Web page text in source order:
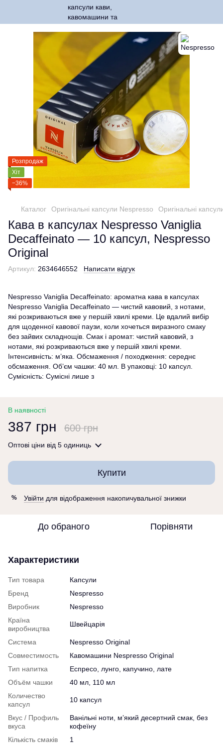
Розпродаж
Хіт
−36%
Каталог Оригінальні капсули Nespresso Оригінальні
Кава в капсулах Nespresso Vaniglia
Decaffeinato — 10 капсул, Nespresso
Original
Артикул: 2634646552 Написати відгук
Nespresso Vaniglia Decaffeinato: ароматна кава в капсулах
Nespresso Vaniglia Decaffeinato — чистий кавовий, з нотами,
які розкриваються вже у першій хвилі креми. Це вдалий вибір
для щоденної кавової паузи, коли хочеться виразного смаку
без зайвих складнощів. Смак і аромат: чистий кавовий, з
нотами, які розкриваються вже у першій хвилі креми.
Інтенсивність: м’яка. Обсмаження / походження: середнє
обсмаження. Об’єм чашки: 40 мл. В упаковці: 10 капсул.
Сумісність: Сумісні лише з
В наявності
387 грн 600 грн
Оптові ціни від 5 одиниць
Купити
% Увійти для відображення накопичувальної знижки
До обраного Порівняти
Характеристики
Тип товара
Капсули
Бренд
Nespresso
Виробник
Nespresso
Країна
виробництва
Швейцарія
Система
Nespresso Original
Совместимость
Кавомашини Nespresso Original
Тип напитка
Еспресо, лунго, капучино, лате
Объём чашки
40 мл, 110 мл
Количество
капсул
10 капсул
Вкус / Профиль
вкуса
Ванільні ноти, м’який десертний смак, без
кофеїну
Кількість смаків
1